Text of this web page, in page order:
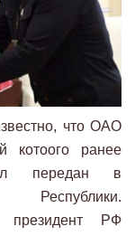
что ОАО
котоого ранее
передан в
президент РФ